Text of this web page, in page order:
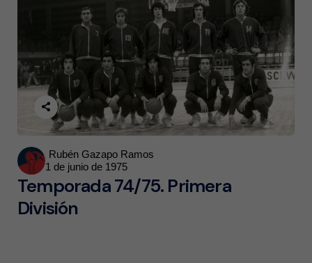
Posted
by
Rubén Gazapo Ramos
1 de junio de 1975
Temporada 74/75. Primera
División